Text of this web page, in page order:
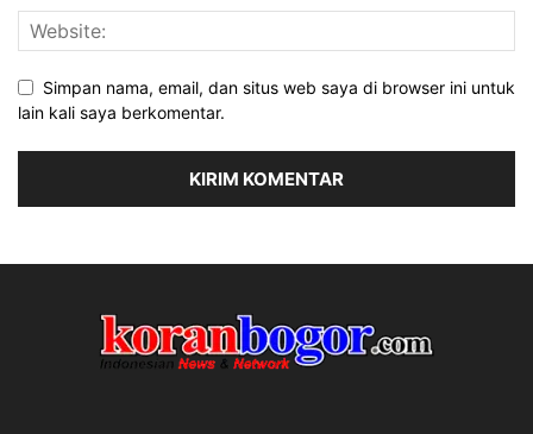
Simpan nama, email, dan situs web saya di browser ini untuk
lain kali saya berkomentar.